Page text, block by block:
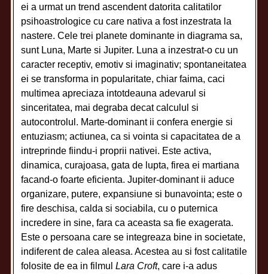
ei a urmat un trend ascendent datorita calitatilor
psihoastrologice cu care nativa a fost inzestrata la
nastere. Cele trei planete dominante in diagrama sa,
sunt Luna, Marte si Jupiter. Luna a inzestrat-o cu un
caracter receptiv, emotiv si imaginativ; spontaneitatea
ei se transforma in popularitate, chiar faima, caci
multimea apreciaza intotdeauna adevarul si
sinceritatea, mai degraba decat calculul si
autocontrolul. Marte-dominant ii confera energie si
entuziasm; actiunea, ca si vointa si capacitatea de a
intreprinde fiindu-i proprii nativei. Este activa,
dinamica, curajoasa, gata de lupta, firea ei martiana
facand-o foarte eficienta. Jupiter-dominant ii aduce
organizare, putere, expansiune si bunavointa; este o
fire deschisa, calda si sociabila, cu o puternica
incredere in sine, fara ca aceasta sa fie exagerata.
Este o persoana care se integreaza bine in societate,
indiferent de calea aleasa. Acestea au si fost calitatile
folosite de ea in filmulLara Croft, care i-a adus